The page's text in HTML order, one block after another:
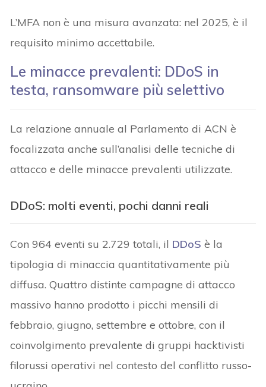
L’MFA non è una misura avanzata: nel 2025, è il
requisito minimo accettabile.
Le minacce prevalenti: DDoS in
testa, ransomware più selettivo
La relazione annuale al Parlamento di ACN è
focalizzata anche sull’analisi delle tecniche di
attacco e delle minacce prevalenti utilizzate.
DDoS: molti eventi, pochi danni reali
Con 964 eventi su 2.729 totali, il DDoS è la
tipologia di minaccia quantitativamente più
diffusa. Quattro distinte campagne di attacco
massivo hanno prodotto i picchi mensili di
febbraio, giugno, settembre e ottobre, con il
coinvolgimento prevalente di gruppi hacktivisti
filorussi operativi nel contesto del conflitto russo-